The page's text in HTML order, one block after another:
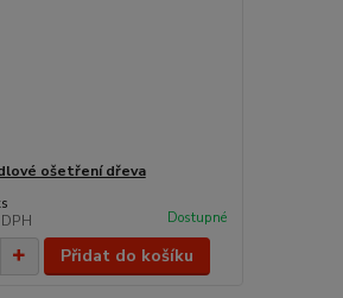
ošetření dřeva
Dostupné
Přidat do košíku